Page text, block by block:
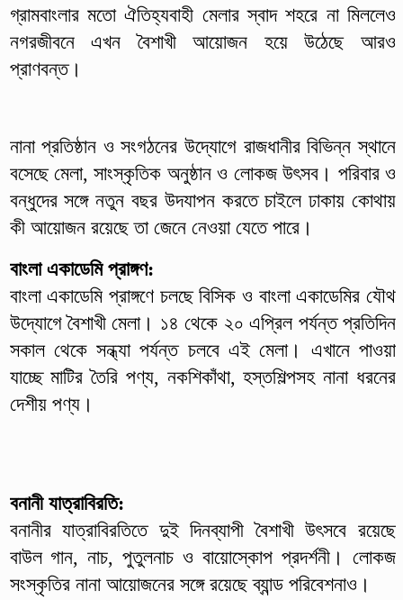
গ্রামবাংলার মতো ঐতিহ্যবাহী মেলার স্বাদ শহরে না মিললেও
নগরজীবনে এখন বৈশাখী আয়োজন হয়ে উঠেছে আরও
প্রাণবন্ত।
নানা প্রতিষ্ঠান ও সংগঠনের উদ্যোগে রাজধানীর বিভিন্ন স্থানে
বসেছে মেলা, সাংস্কৃতিক অনুষ্ঠান ও লোকজ উৎসব। পরিবার ও
বন্ধুদের সঙ্গে নতুন বছর উদযাপন করতে চাইলে ঢাকায় কোথায়
কী আয়োজন রয়েছে তা জেনে নেওয়া যেতে পারে।
বাংলা একাডেমি প্রাঙ্গণ:
বাংলা একাডেমি প্রাঙ্গণে চলছে বিসিক ও বাংলা একাডেমির যৌথ
উদ্যোগে বৈশাখী মেলা। ১৪ থেকে ২০ এপ্রিল পর্যন্ত প্রতিদিন
সকাল থেকে সন্ধ্যা পর্যন্ত চলবে এই মেলা। এখানে পাওয়া
যাচ্ছে মাটির তৈরি পণ্য, নকশিকাঁথা, হস্তশিল্পসহ নানা ধরনের
দেশীয় পণ্য।
বনানী যাত্রাবিরতি:
বনানীর যাত্রাবিরতিতে দুই দিনব্যাপী বৈশাখী উৎসবে রয়েছে
বাউল গান, নাচ, পুতুলনাচ ও বায়োস্কোপ প্রদর্শনী। লোকজ
সংস্কৃতির নানা আয়োজনের সঙ্গে রয়েছে ব্যান্ড পরিবেশনাও।